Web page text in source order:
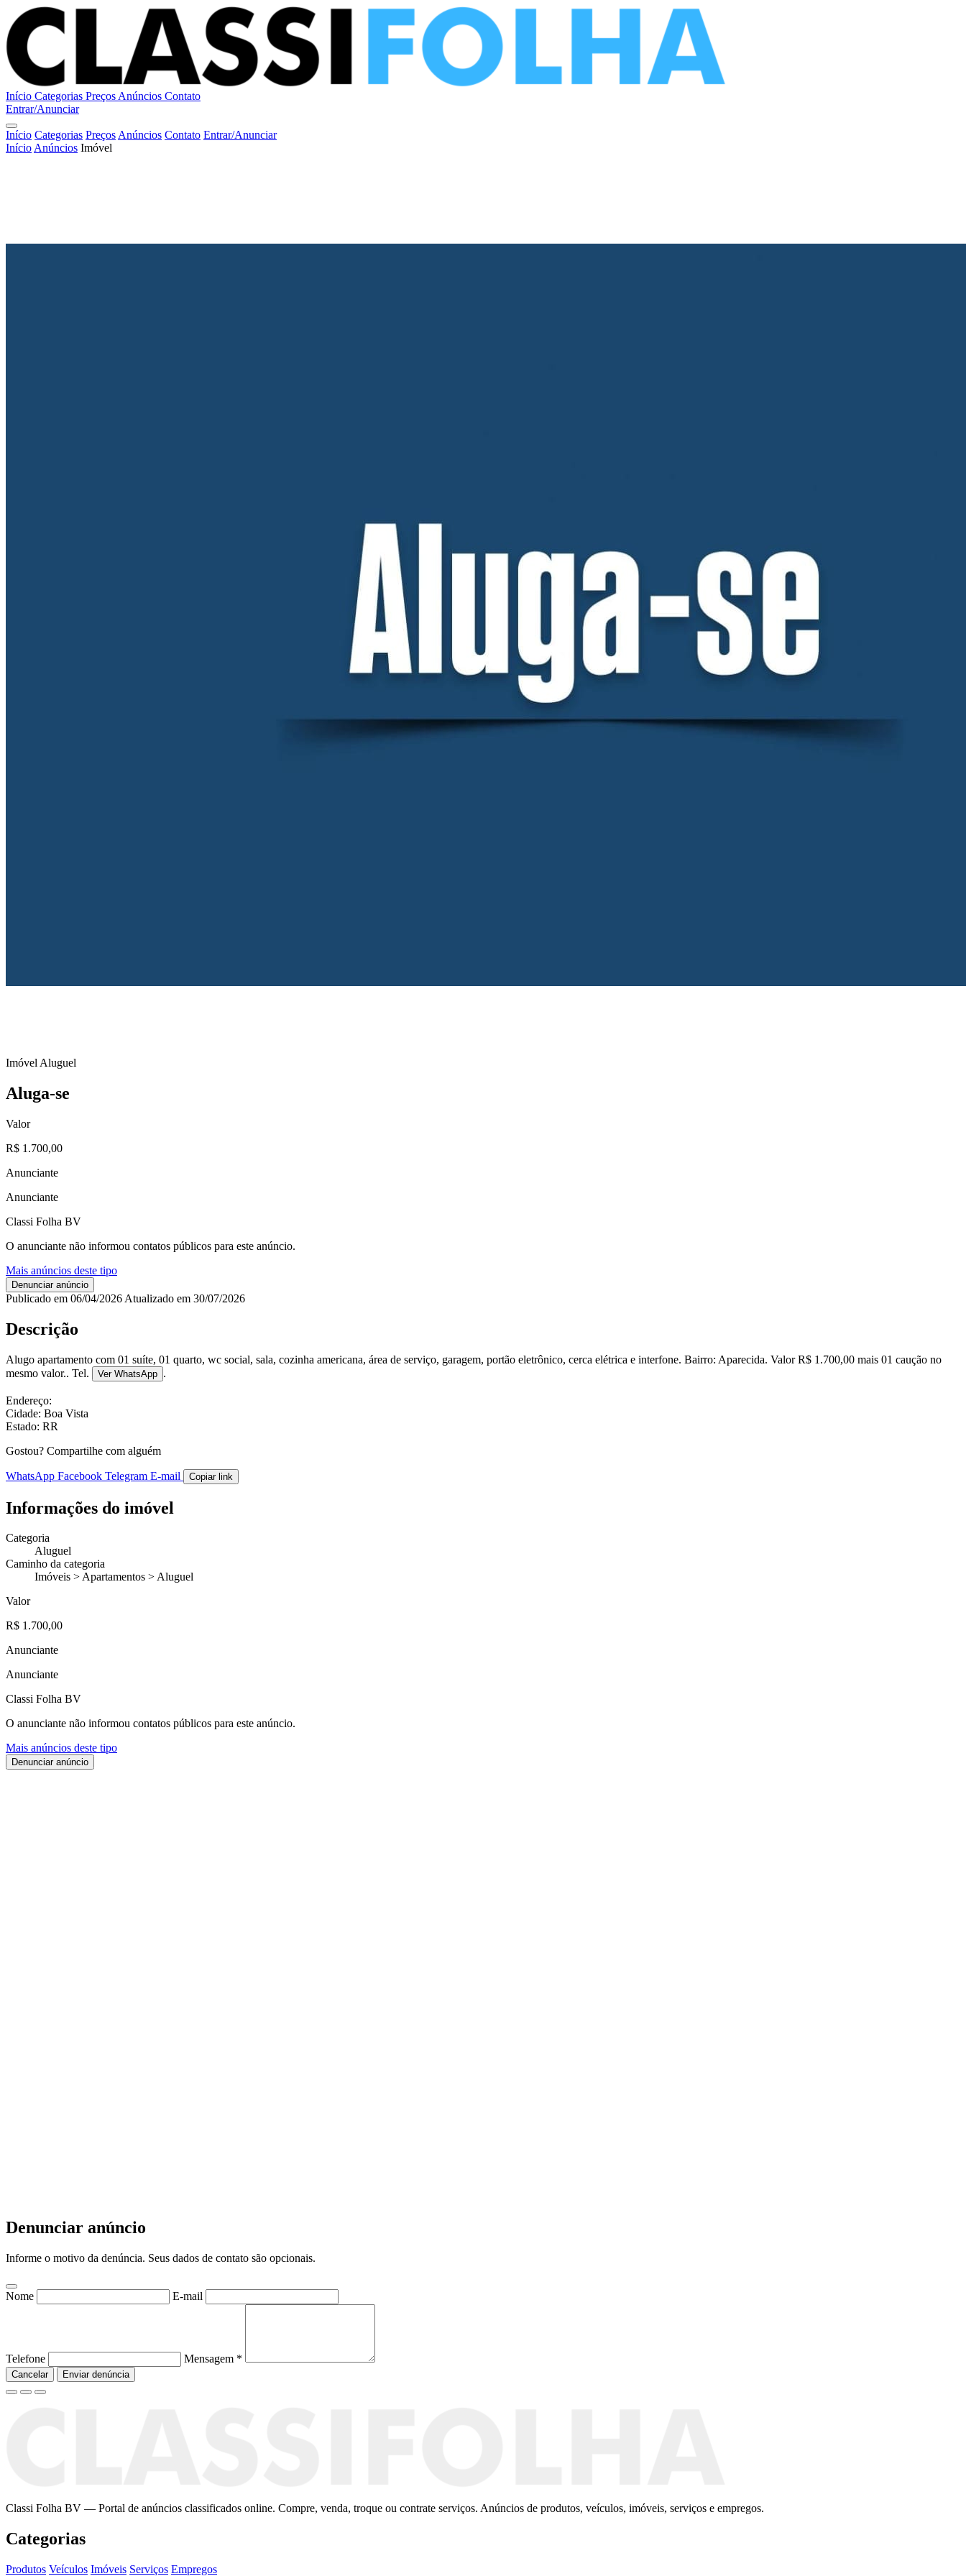
Início Categorias Preços Anúncios Contato
Entrar/Anunciar
Início Categorias Preços Anúncios Contato Entrar/Anunciar
Início Anúncios Imóvel
Imóvel Aluguel
Aluga-se
Valor
R$ 1.700,00
Anunciante
Anunciante
Classi Folha BV
O anunciante não informou contatos públicos para este anúncio.
Mais anúncios deste tipo
Denunciar anúncio
Publicado em 06/04/2026 Atualizado em 30/07/2026
Descrição
Alugo apartamento com 01 suíte, 01 quarto, wc social, sala, cozinha americana, área de serviço, garagem, portão eletrônico, cerca elétrica e interfone. Bairro: Aparecida. Valor R$ 1.700,00 mais 01 caução no
mesmo valor.. Tel.
Ver WhatsApp .
Endereço:
Cidade: Boa Vista
Estado: RR
Gostou? Compartilhe com alguém
WhatsApp Facebook Telegram E-mail Copiar link
Informações do imóvel
Categoria
Aluguel
Caminho da categoria
Imóveis > Apartamentos > Aluguel
Valor
R$ 1.700,00
Anunciante
Anunciante
Classi Folha BV
O anunciante não informou contatos públicos para este anúncio.
Mais anúncios deste tipo
Denunciar anúncio
Denunciar anúncio
Informe o motivo da denúncia. Seus dados de contato são opcionais.
Nome E-mail
Telefone Mensagem *
Cancelar Enviar denúncia
Classi Folha BV — Portal de anúncios classificados online. Compre, venda, troque ou contrate serviços. Anúncios de produtos, veículos, imóveis, serviços e empregos.
Categorias
Produtos Veículos Imóveis Serviços Empregos